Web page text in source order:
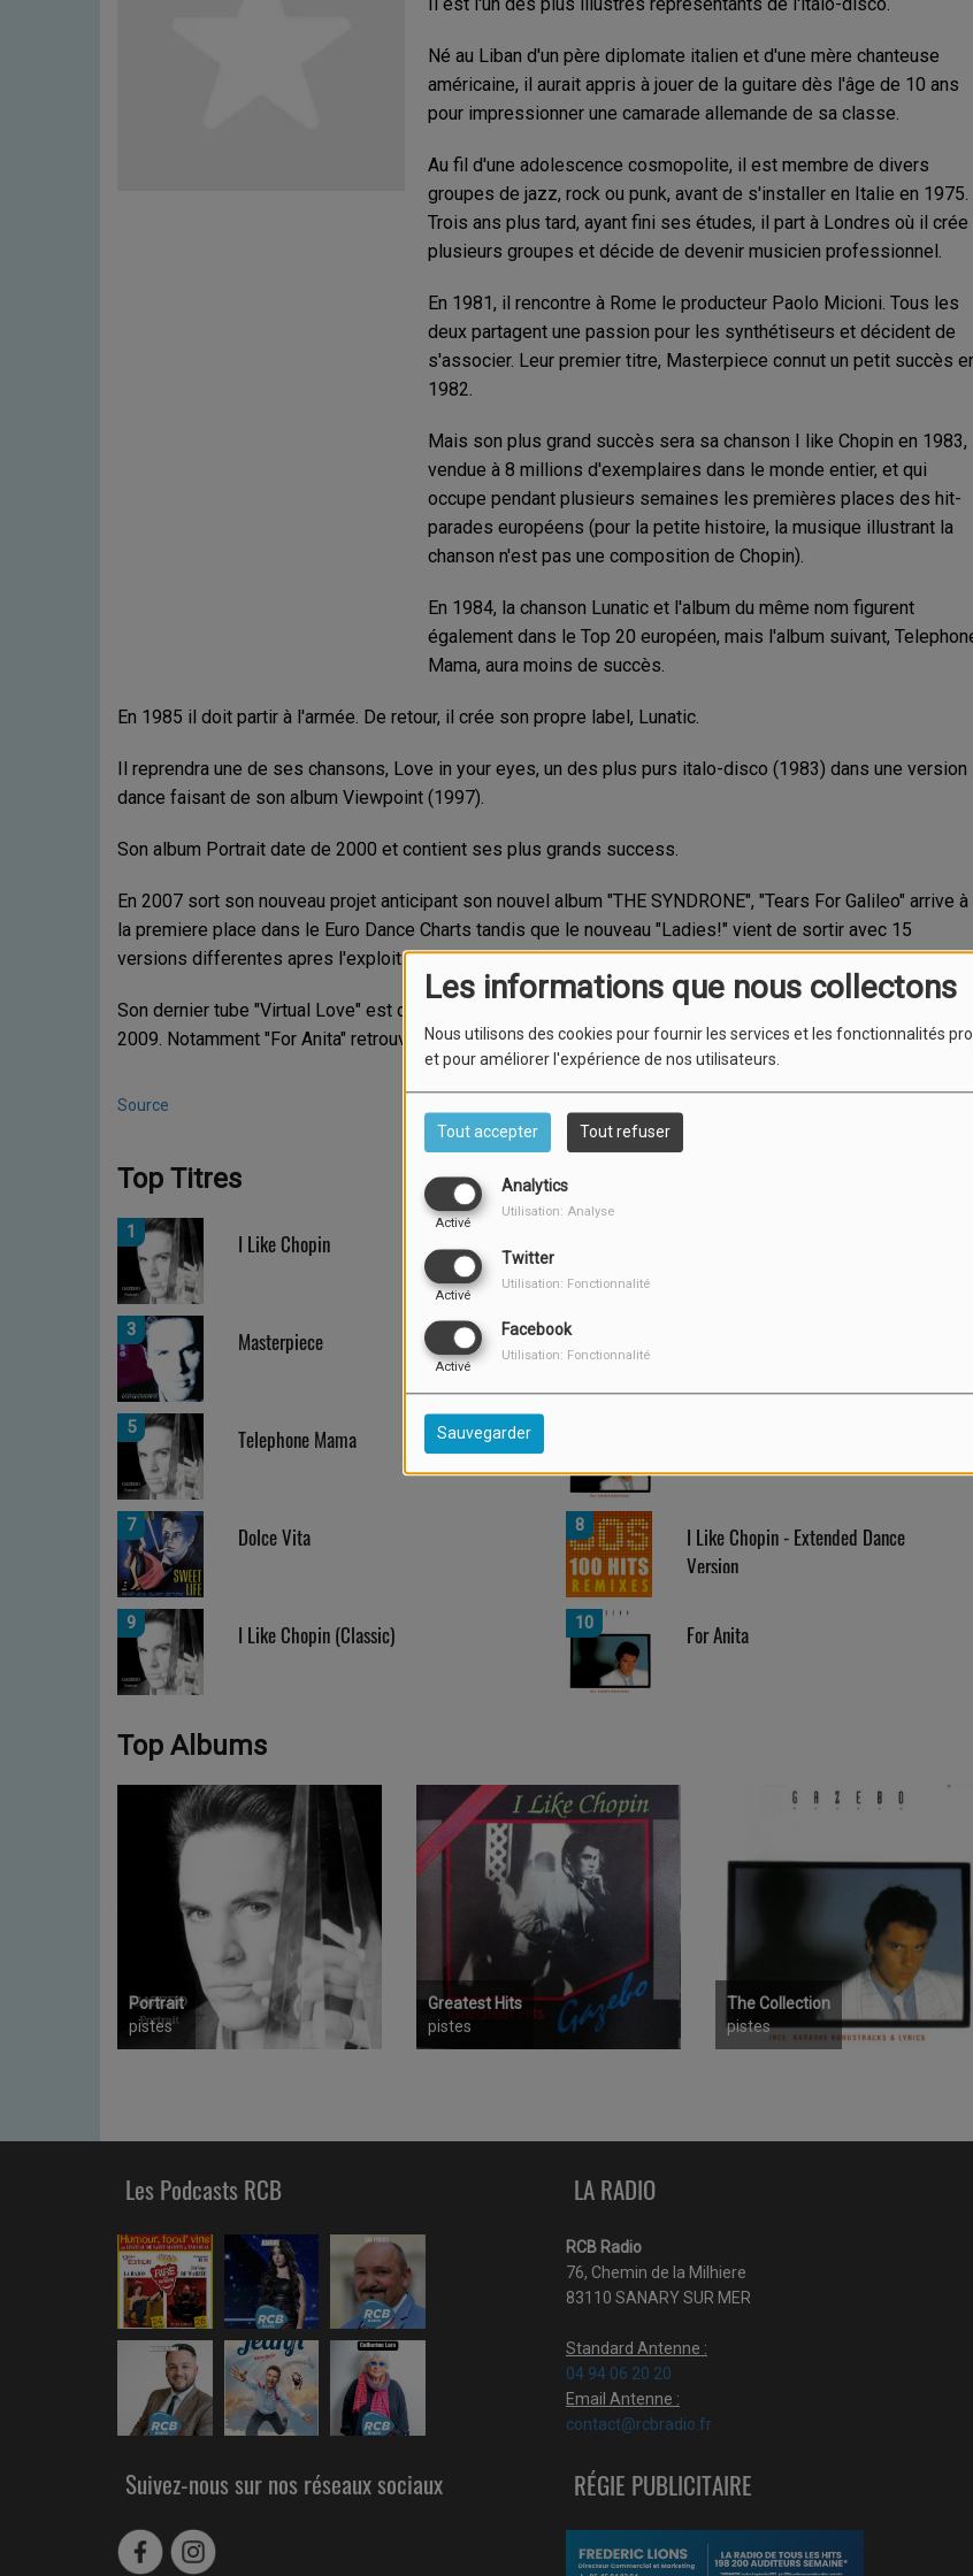
Les informations que nous collectons
Nous utilisons des cookies pour fournir les services et les fonctionnalités
et pour améliorer l'expérience de nos utilisateurs.
Tout accepter Tout refuser
Analytics
Activé
Utilisation: Analyse
Twitter
Activé
Utilisation: Fonctionnalité
Facebook
Activé
Utilisation: Fonctionnalité
Sauvegarder
Né au Liban d'un père diplomate italien et d'une mère chanteuse
américaine, il aurait appris à jouer de la guitare dès l'âge de 10 ans
pour impressionner une camarade allemande de sa classe.
Au fil d'une adolescence cosmopolite, il est membre de divers
groupes de jazz, rock ou punk, avant de s'installer en Italie en 1975.
Trois ans plus tard, ayant fini ses études, il part à Londres où il crée
plusieurs groupes et décide de devenir musicien professionnel.
En 1981, il rencontre à Rome le producteur Paolo Micioni. Tous les
deux partagent une passion pour les synthétiseurs et décident de
s'associer. Leur premier titre, Masterpiece connut un petit succès
1982.
Mais son plus grand succès sera sa chanson I like Chopin en 1983,
vendue à 8 millions d'exemplaires dans le monde entier, et qui
occupe pendant plusieurs semaines les premières places des hit-
parades européens (pour la petite histoire, la musique illustrant la
chanson n'est pas une composition de Chopin).
En 1984, la chanson Lunatic et l'album du même nom figurent
également dans le Top 20 européen, mais l'album suivant,
Mama, aura moins de succès.
En 1985 il doit partir à l'armée. De retour, il crée son propre label, Lunatic.
Il reprendra une de ses chansons, Love in your eyes, un des plus purs italo-disco (1983) dans une version
dance faisant de son album Viewpoint (1997).
Son album Portrait date de 2000 et contient ses plus grands success.
En 2007 sort son nouveau projet anticipant son nouvel album "THE SYNDRONE", "Tears For Galileo" arrive à
la premiere place dans le Euro Dance Charts tandis que le nouveau "Ladies!" vient de sortir avec 15
versions differentes apres l'exploit de l'experiment sur myspace.
Son dernier tube "Virtual Love" est disponible sur internet et l'album "The Syndrone" est disponible depuis
2009. Notamment "For Anita" retrouve les racines de l'Italo-disco.
Source
Top Titres
1 I Like Chopin
3 Masterpiece
5 Telephone Mama
7 Dolce Vita 8
I Like Chopin - Extended Dance
Version
9 I Like Chopin (Classic) 10 For Anita
Top Albums
Portrait
pistes
Greatest Hits
pistes
The Collection
pistes
Frederic François
Country Celtic
Les Podcasts RCB
Suivez-nous sur nos réseaux sociaux
LA RADIO
RCB Radio
76, Chemin de la Milhiere
83110 SANARY SUR MER
Standard Antenne :
04 94 06 20 20
Email Antenne :
contact@rcbradio.fr
RÉGIE PUBLICITAIRE